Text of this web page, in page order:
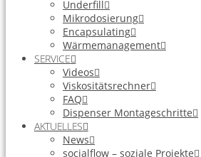
Underfill
Mikrodosierung
Encapsulating
Wärmemanagement
SERVICE
Videos
Viskositätsrechner
FAQ
Dispenser Montageschritte
AKTUELLES
News
socialflow – soziale Projekte